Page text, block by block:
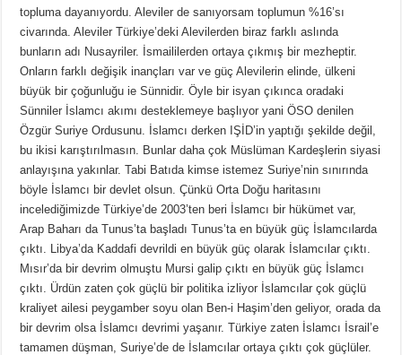
topluma dayanıyordu. Aleviler de sanıyorsam toplumun %16’sı
civarında. Aleviler Türkiye’deki Alevilerden biraz farklı aslında
bunların adı Nusayriler. İsmaililerden ortaya çıkmış bir mezheptir.
Onların farklı değişik inançları var ve güç Alevilerin elinde, ülkeni
büyük bir çoğunluğu ie Sünnidir. Öyle bir isyan çıkınca oradaki
Sünniler İslamcı akımı desteklemeye başlıyor yani ÖSO denilen
Özgür Suriye Ordusunu. İslamcı derken IŞİD’in yaptığı şekilde değil,
bu ikisi karıştırılmasın. Bunlar daha çok Müslüman Kardeşlerin siyasi
anlayışına yakınlar. Tabi Batıda kimse istemez Suriye’nin sınırında
böyle İslamcı bir devlet olsun. Çünkü Orta Doğu haritasını
incelediğimizde Türkiye’de 2003’ten beri İslamcı bir hükümet var,
Arap Baharı da Tunus’ta başladı Tunus’ta en büyük güç İslamcılarda
çıktı. Libya’da Kaddafi devrildi en büyük güç olarak İslamcılar çıktı.
Mısır’da bir devrim olmuştu Mursi galip çıktı en büyük güç İslamcı
çıktı. Ürdün zaten çok güçlü bir politika izliyor İslamcılar çok güçlü
kraliyet ailesi peygamber soyu olan Ben-i Haşim’den geliyor, orada da
bir devrim olsa İslamcı devrimi yaşanır. Türkiye zaten İslamcı İsrail’e
tamamen düşman, Suriye’de de İslamcılar ortaya çıktı çok güçlüler.